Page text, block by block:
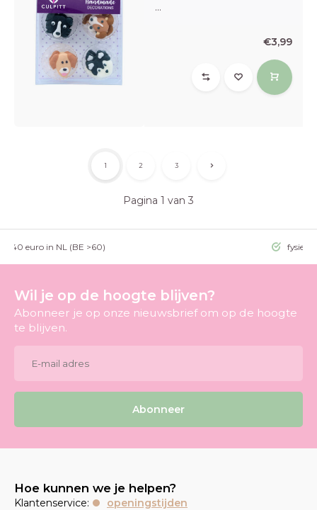
...
€3,99
Pagina 1 van 3
1 2 3
>40 euro in NL (BE >60) fysieke
Wil je op de hoogte blijven?
Abonneer je op onze nieuwsbrief om op de hoogte
te blijven.
Abonneer
Hoe kunnen we je helpen?
Klantenservice:
openingstijden